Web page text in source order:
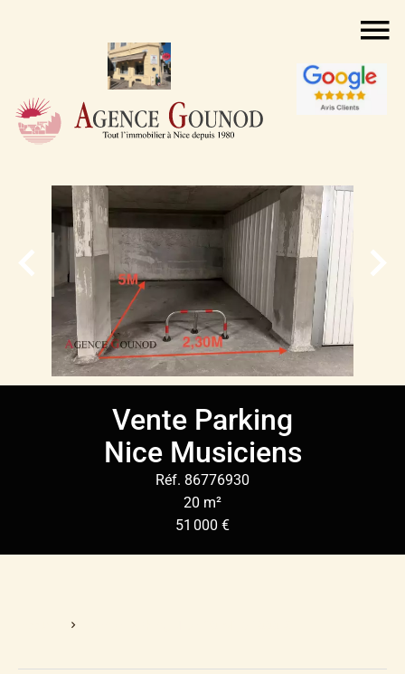
Vente Parking
Nice Musiciens
Réf. 86776930
20 m²
51 000 €